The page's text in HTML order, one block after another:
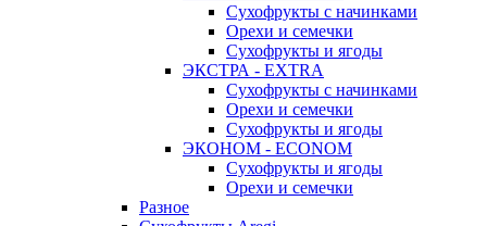
Сухофрукты с начинками
Орехи и семечки
Сухофрукты и ягоды
ЭКСТРА - EXTRA
Сухофрукты с начинками
Орехи и семечки
Сухофрукты и ягоды
ЭКОНОМ - ECONOM
Сухофрукты и ягоды
Орехи и семечки
Разное